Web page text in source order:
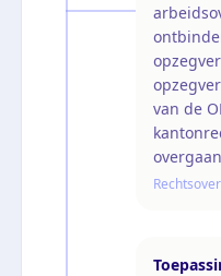
van de